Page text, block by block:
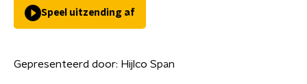
Speel uitzending af
Gepresenteerd door: Hijlco Span